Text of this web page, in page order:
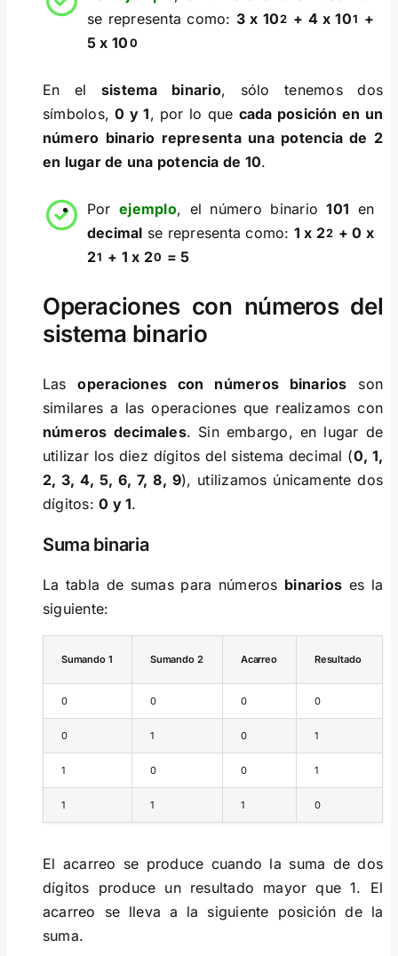
se representa como: 3 x 102 + 4 x 101 +
5 x 10 0
En elsistema binario, sólo tenemos dos
símbolos,0 y 1, por lo que cada posición en un
número binario representa una potencia de 2
en lugar de una potencia de 10.
Porejemplo, el número binario101 en
decimal se representa como: 1 x 22 + 0 x
21 + 1 x 20 = 5
Operaciones con números del
sistema binario
Lasoperaciones con números binarios son
similares a las operaciones que realizamos con
números decimales. Sin embargo, en lugar de
utilizar los diez dígitos del sistema decimal (0, 1,
2, 3, 4, 5, 6, 7, 8, 9), utilizamos únicamente dos
dígitos:0 y 1.
Suma binaria
La tabla de sumas para números binarios es la
siguiente:
Sumando 1 Sumando 2 Acarreo Resultado
0 0 0 0
0 1 0 1
1 0 0 1
1 1 1 0
El acarreo se produce cuando la suma de dos
dígitos produce un resultado mayor que 1. El
acarreo se lleva a la siguiente posición de la
suma.